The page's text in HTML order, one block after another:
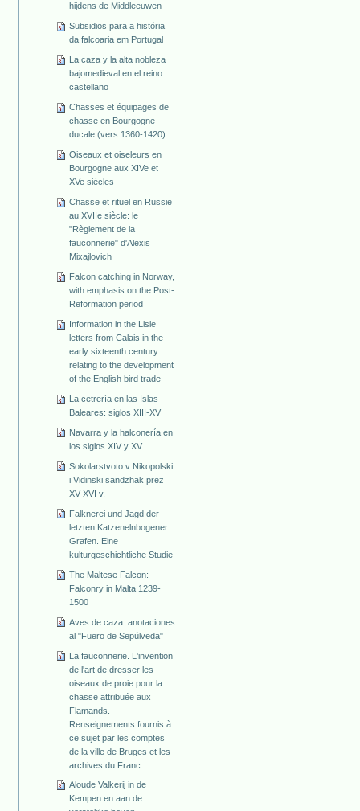
hijdens de Middleeuwen
Subsidios para a história
da falcoaria em Portugal
La caza y la alta nobleza
bajomedieval en el reino
castellano
Chasses et équipages de
chasse en Bourgogne
ducale (vers 1360-1420)
Oiseaux et oiseleurs en
Bourgogne aux XIVe et
XVe siècles
Chasse et rituel en Russie
au XVIIe siècle: le
"Règlement de la
fauconnerie" d'Alexis
Mixajlovich
Falcon catching in Norway,
with emphasis on the Post-
Reformation period
Information in the Lisle
letters from Calais in the
early sixteenth century
relating to the development
of the English bird trade
La cetrería en las Islas
Baleares: siglos XIII-XV
Navarra y la halconería en
los siglos XIV y XV
Sokolarstvoto v Nikopolski
i Vidinski sandzhak prez
XV-XVI v.
Falknerei und Jagd der
letzten Katzenelnbogener
Grafen. Eine
kulturgeschichtliche Studie
The Maltese Falcon:
Falconry in Malta 1239-
1500
Aves de caza: anotaciones
al "Fuero de Sepúlveda"
La fauconnerie. L'invention
de l'art de dresser les
oiseaux de proie pour la
chasse attribuée aux
Flamands.
Renseignements fournis à
ce sujet par les comptes
de la ville de Bruges et les
archives du Franc
Aloude Valkerij in de
Kempen en aan de